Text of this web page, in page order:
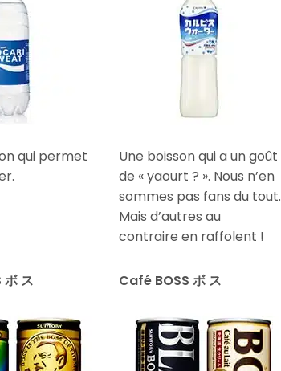
qui permet
Une boisson qui a un goût
de « yaourt ? ». Nous n’en
sommes pas fans du tout.
Mais d’autres au
contraire en raffolent !
ス Café BOSS ボ ス